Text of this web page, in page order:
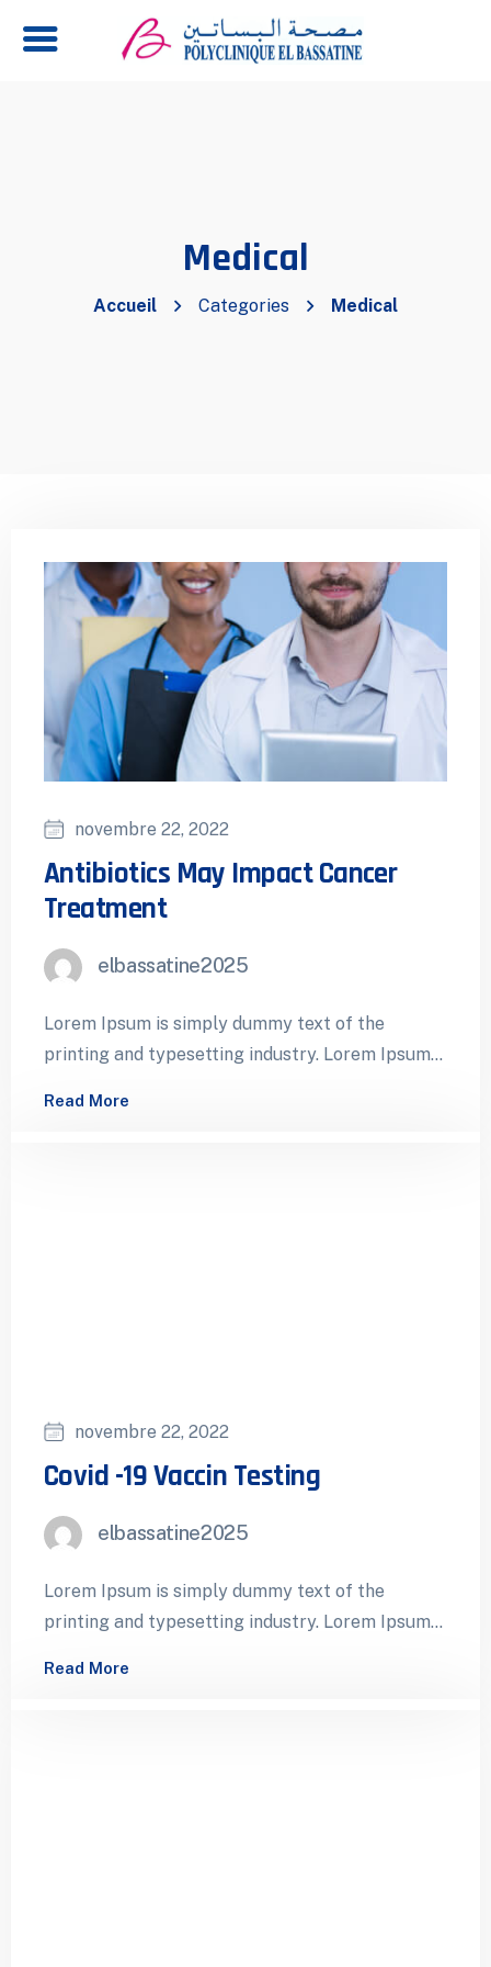
Medical
Accueil Categories Medical
novembre 22, 2022
Antibiotics May Impact Cancer
Treatment
elbassatine2025
Lorem Ipsum is simply dummy text of the
printing and typesetting industry. Lorem Ipsum
Read More
novembre 22, 2022
Covid -19 Vaccin Testing
elbassatine2025
Lorem Ipsum is simply dummy text of the
printing and typesetting industry. Lorem Ipsum
Read More